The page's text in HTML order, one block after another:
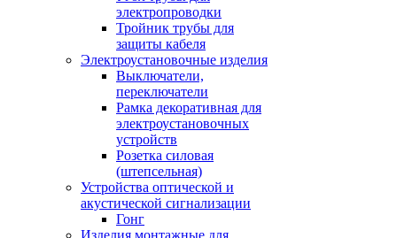
электропроводки
Тройник трубы для
защиты кабеля
Электроустановочные изделия
Выключатели,
переключатели
Рамка декоративная для
электроустановочных
устройств
Розетка силовая
(штепсельная)
Устройства оптической и
акустической сигнализации
Гонг
Изделия монтажные для